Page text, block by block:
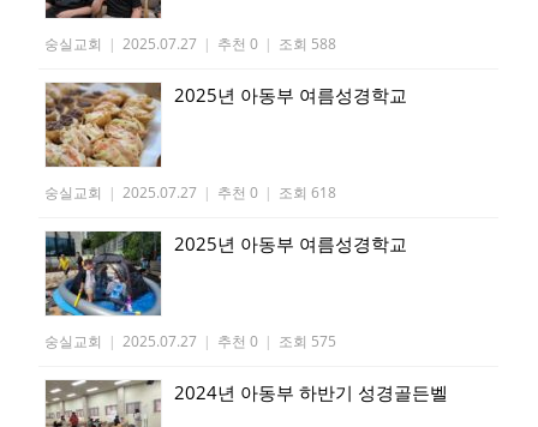
숭실교회 | 2025.07.27 | 추천 0 | 조회 588
2025년 아동부 여름성경학교
숭실교회 | 2025.07.27 | 추천 0 | 조회 618
2025년 아동부 여름성경학교
숭실교회 | 2025.07.27 | 추천 0 | 조회 575
2024년 아동부 하반기 성경골든벨